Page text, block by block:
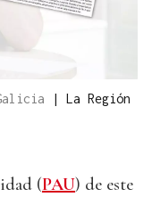
| La Región
(PAU) de este